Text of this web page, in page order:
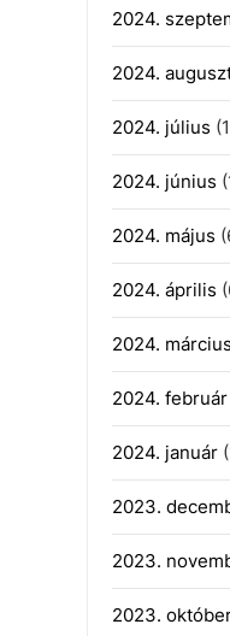
2024.
2024.
2024. július
2024. június
2024. május
2024. április
2024. március
2024. február
2024. január
2023.
2023.
2023.